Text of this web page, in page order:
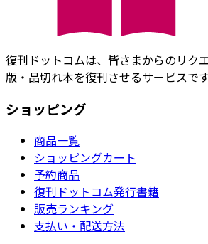
復刊ドットコムは、皆さまからのリク
版・品切れ本を復刊させるサービスです
ショッピング
商品一覧
ショッピングカート
予約商品
復刊ドットコム発行書籍
販売ランキング
支払い・配送方法